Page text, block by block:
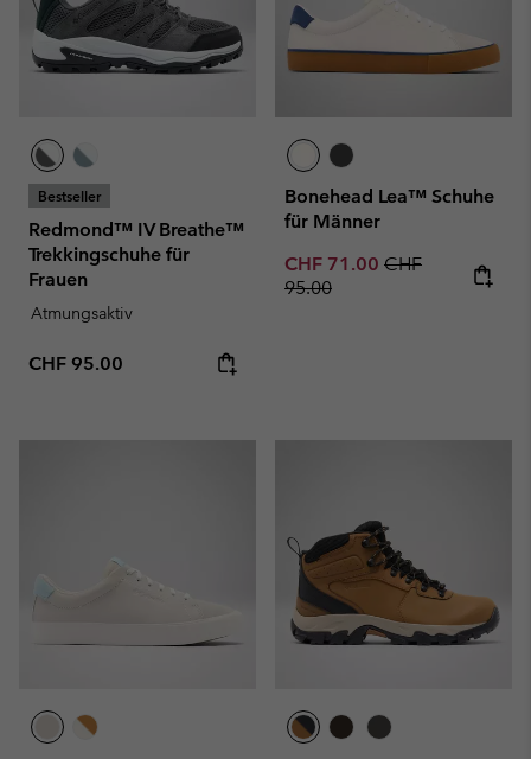
Bestseller
Redmond™ IV Breathe™
Trekkingschuhe für
Frauen
Atmungsaktiv
Regular price:
CHF 95.00
Bonehead Lea™ Schuhe
für Männer
Sale price:
CHF 71.00 Regular price:
CHF
95.00